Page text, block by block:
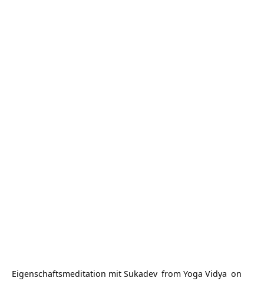
Eigenschaftsmeditation mit Sukadev from Yoga Vidya on